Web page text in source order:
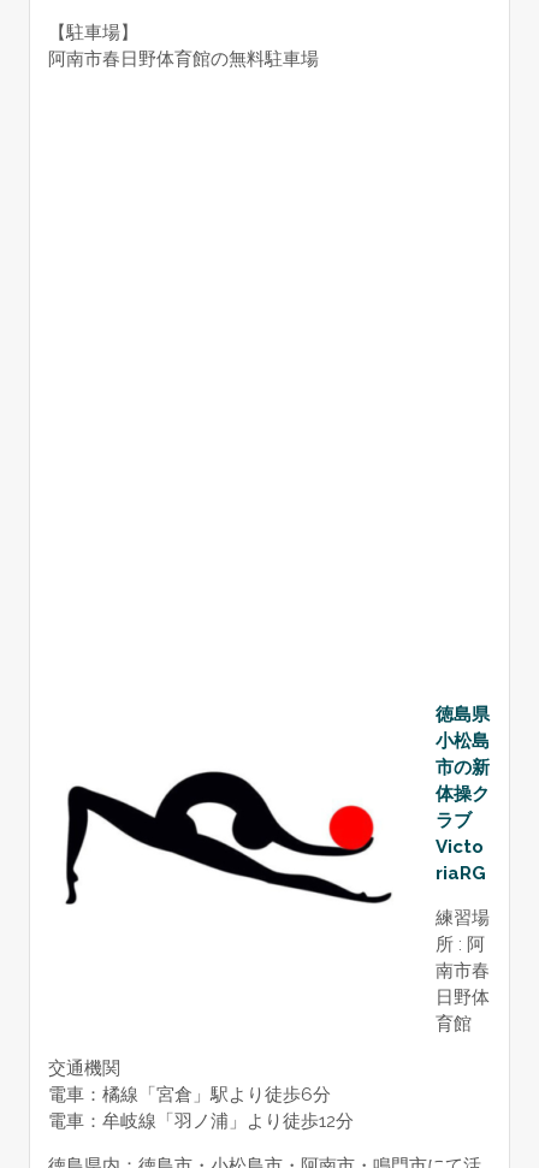
【駐車場】
阿南市春日野体育館の無料駐車場
徳島県
小松島
市の新
体操ク
ラブ
Victo
riaRG
練習場
所 : 阿
南市春
日野体
育館
交通機関
電車：橘線「宮倉」駅より徒歩6分
電車：牟岐線「羽ノ浦」より徒歩12分